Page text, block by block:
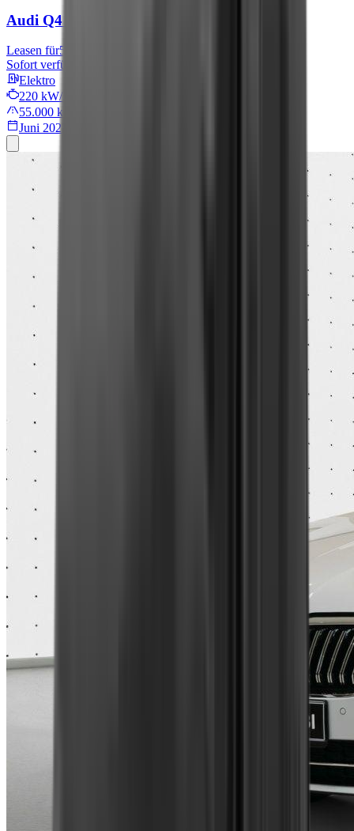
Audi Q4 e-tron
Leasen für576 € mtl.
Sofort verfügbar
Elektro
220 kW/299 PS
55.000 km
Juni 2022